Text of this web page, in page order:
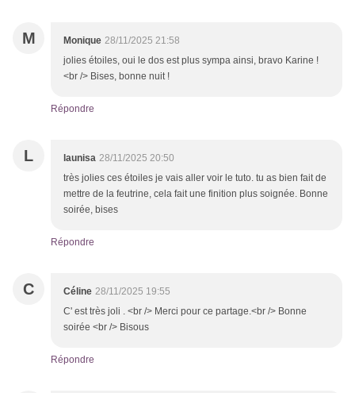
M Monique 28/11/2025 21:58
jolies étoiles, oui le dos est plus sympa ainsi, bravo Karine !
<br /> Bises, bonne nuit !
Répondre
L launisa 28/11/2025 20:50
très jolies ces étoiles je vais aller voir le tuto. tu as bien fait de
mettre de la feutrine, cela fait une finition plus soignée. Bonne
soirée, bises
Répondre
C Céline 28/11/2025 19:55
C' est très joli . <br /> Merci pour ce partage.<br /> Bonne
soirée <br /> Bisous
Répondre